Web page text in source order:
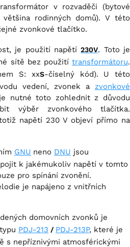
v rozvaděči (bytové
většina rodinných domů). V této
zvonkové tlačítko.
je použití napětí230V. Toto je
sítě bez použití transformátoru.
S: xxS-číselný kód). U této
vedení, zvonek a zvonkové
nutné toto zohlednit z důvodu
výběr zvonkového tlačítka.
napětí 230 V objeví přímo na
GNU neno DNU jsou
k jakémukoliv napětí v tomto
pro spínání zvonění.
je napájeno z vnitřních
domovních zvonků je
PDJ-213 / PDJ-213P, které je
s nepříznivými atmosférickými